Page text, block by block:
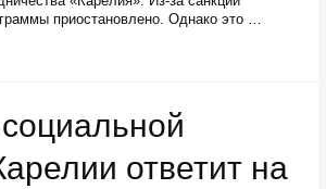
приостановлено. Однако это …
ответит на